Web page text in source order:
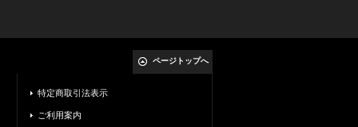
ページトップへ
特定商取引法表示
ご利用案内